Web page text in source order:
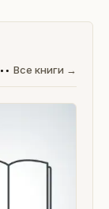
Адамович Все книги →